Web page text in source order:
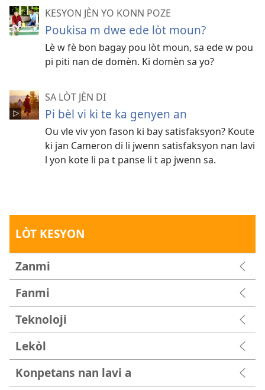
KESYON JÈN YO KONN POZE
Poukisa m dwe ede lòt moun?
Lè w fè bon bagay pou lòt moun, sa ede w pou
pi piti nan de domèn. Ki domèn sa yo?
SA LÒT JÈN DI
Pi bèl vi ki te ka genyen an
Ou vle viv yon fason ki bay satisfaksyon? Koute
ki jan Cameron di li jwenn satisfaksyon nan lavi
l yon kote li pa t panse li t ap jwenn sa.
LÒT KESYON
Zanmi
Fanmi
Teknoloji
Lekòl
Konpetans nan lavi a